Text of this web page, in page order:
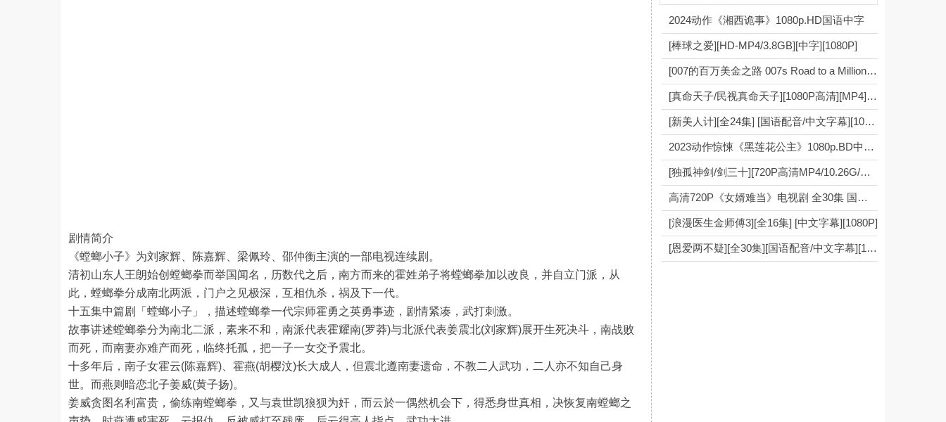
剧情简介
《螳螂小子》为刘家辉、陈嘉辉、梁佩玲、邵仲衡主演的一部电视连续剧。
清初山东人王朗始创螳螂拳而举国闻名，历数代之后，南方而来的霍姓弟子将螳螂拳加以改良，并自立门派，从
此，螳螂拳分成南北两派，门户之见极深，互相仇杀，祸及下一代。
十五集中篇剧「螳螂小子」，描述螳螂拳一代宗师霍勇之英勇事迹，剧情紧凑，武打刺激。
故事讲述螳螂拳分为南北二派，素来不和，南派代表霍耀南(罗莽)与北派代表姜震北(刘家辉)展开生死决斗，南战败
而死，而南妻亦难产而死，临终托孤，把一子一女交予震北。
十多年后，南子女霍云(陈嘉辉)、霍燕(胡樱汶)长大成人，但震北遵南妻遗命，不教二人武功，二人亦不知自己身
世。而燕则暗恋北子姜威(黄子扬)。
姜威贪图名利富贵，偷练南螳螂拳，又与袁世凯狼狈为奸，而云於一偶然机会下，得悉身世真相，决恢复南螳螂之
2024动作《湘西诡事》1080p.HD国语中字
[棒球之爱][HD-MP4/3.8GB][中字][1080P]
[007的百万美金之路 007s Road to a Million 第一季][全08集][英语中字]
[真命天子/民视真命天子][1080P高清][MP4][105.9G][每集约330M-480M][249集][百度网盘下载][王耿豪/李罗/陈怡真][1998年][闽南语中字幕]4k|1080p高清
[新美人计][全24集] [国语配音/中文字幕][1080P]
2023动作惊悚《黑莲花公主》1080p.BD中英双字
[独孤神剑/剑三十][720P高清MP4/10.26G/每集1G左右][10集全][无水印][百度 网盘下载][潘志文/潘志文/严秋华][1991年][国语][外挂字幕]4k|1080p高清
高清720P《女婿难当》电视剧 全30集 国语中字4k|1080p高清
[浪漫医生金师傅3][全16集] [中文字幕][1080P]
[恩爱两不疑][全30集][国语配音/中文字幕][1080P]